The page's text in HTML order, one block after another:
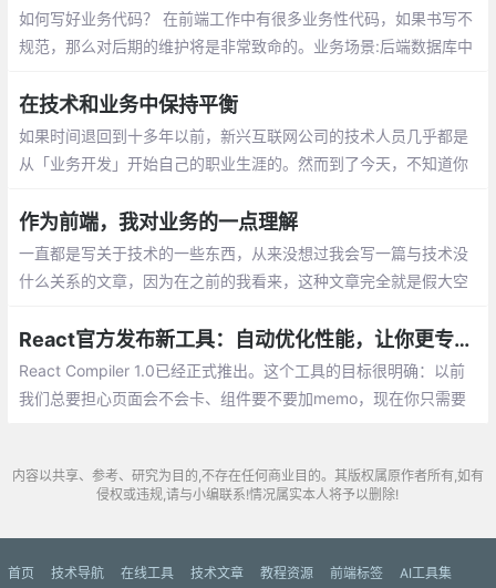
如何写好业务代码？ 在前端工作中有很多业务性代码，如果书写不
规范，那么对后期的维护将是非常致命的。业务场景:后端数据库中
在技术和业务中保持平衡
如果时间退回到十多年以前，新兴互联网公司的技术人员几乎都是
从「业务开发」开始自己的职业生涯的。然而到了今天，不知道你
始，互联网业务的出现，让人们第一次从用户需求和用户体验的角
度来设计产品
作为前端，我对业务的一点理解
一直都是写关于技术的一些东西，从来没想过我会写一篇与技术没
什么关系的文章，因为在之前的我看来，这种文章完全就是假大空
React官方发布新工具：自动优化性能，让你更专注于业务代码
React Compiler 1.0已经正式推出。这个工具的目标很明确：以前
我们总要担心页面会不会卡、组件要不要加memo，现在你只需要
内容以共享、参考、研究为目的,不存在任何商业目的。其版权属原作者所有,如有
侵权或违规,请与小编联系!情况属实本人将予以删除!
首页 技术导航 在线工具 技术文章 教程资源 前端标签 AI工具集